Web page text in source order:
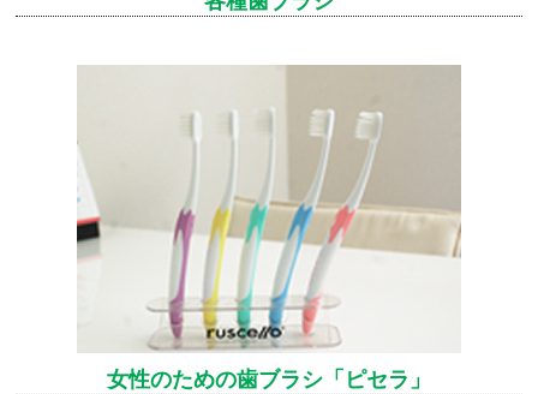
女性のための歯ブラシ「ピセラ」